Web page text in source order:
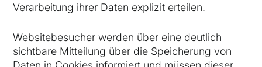
Verarbeitung ihrer Daten explizit erteilen.
Websitebesucher werden über eine deutlich
sichtbare Mitteilung über die Speicherung von